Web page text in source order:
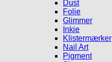
Dust
Folie
Glimmer
Inkie
Klistermærker
Nail Art
Pigment